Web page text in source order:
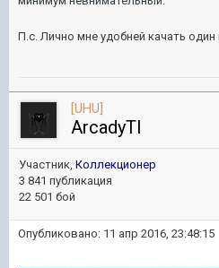
П.с. Лично мне удобней качать один
[UHU]
ArcadyTI
Участник, Коллекционер
3 841 публикация
22 501 бой
Опубликовано: 11 апр 2016, 23:48:15